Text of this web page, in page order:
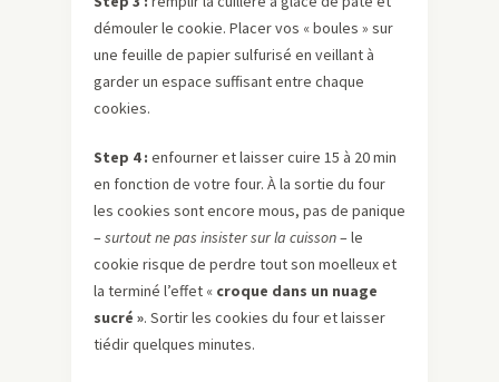
démouler le cookie. Placer vos « boules » sur
une feuille de papier sulfurisé en veillant à
garder un espace suffisant entre chaque
cookies.
Step 4 : enfourner et laisser cuire 15 à 20 min
en fonction de votre four. À la sortie du four
les cookies sont encore mous, pas de panique
–surtout ne pas insister sur la cuisson– le
cookie risque de perdre tout son moelleux et
la terminé l’effet « croque dans un nuage
sucré ». Sortir les cookies du four et laisser
tiédir quelques minutes.